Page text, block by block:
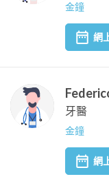
金鐘
網
牙醫
金鐘
網